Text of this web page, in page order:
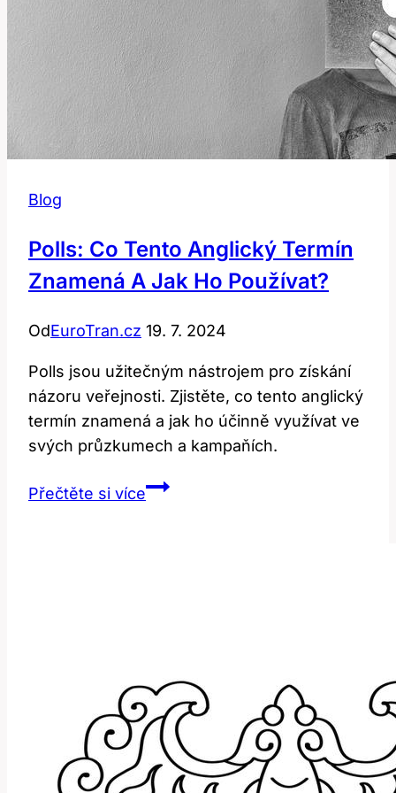
Blog
Polls: Co Tento Anglický Termín
Znamená A Jak Ho Používat?
OdEuroTran.cz 19. 7. 2024
Polls jsou užitečným nástrojem pro získání
názoru veřejnosti. Zjistěte, co tento anglický
termín znamená a jak ho účinně využívat ve
svých průzkumech a kampaňích.
Přečtěte si vícePolls:
Ho
Používat?